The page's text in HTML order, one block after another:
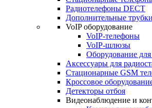
Радиотелефоны DECT
Дополнительные
VoIP оборудование
VoIP-телефоны
VoIP-шлюзы
Оборудование
Аксессуары для
Стационарные GSM
Кроссовое
Детекторы отбоя
Видеонаблюдение и